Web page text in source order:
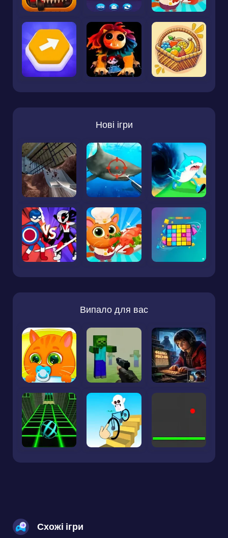
Нові ігри
Випало для вас
Схожі ігри